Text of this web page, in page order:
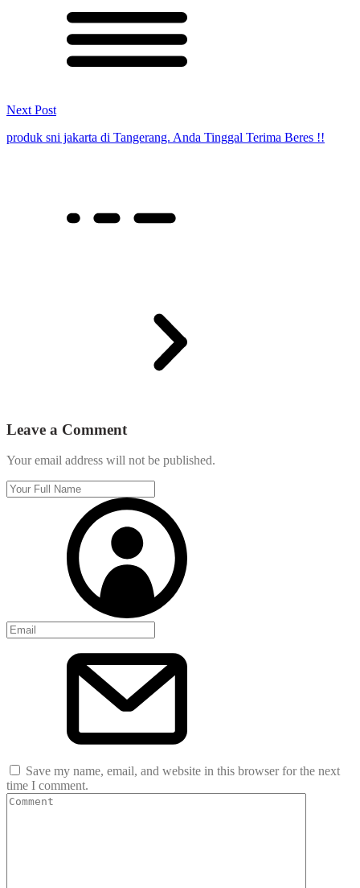
Next Post
produk sni jakarta di Tangerang. Anda Tinggal Terima Beres !!
Leave a Comment
Your email address will not be published.
Save my name, email, and website in this browser for the next
time I comment.